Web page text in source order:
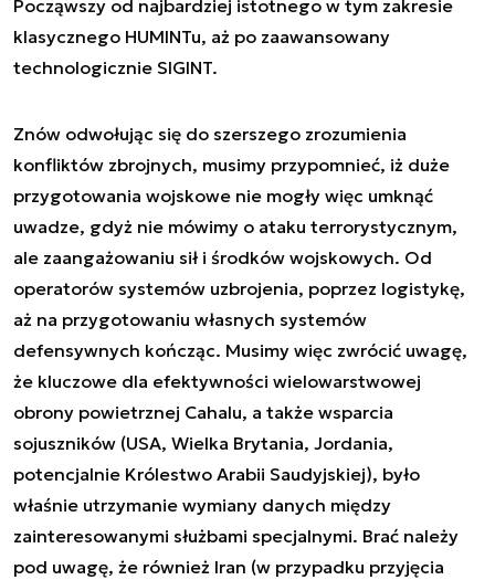
Począwszy od najbardziej istotnego w tym zakresie
klasycznego HUMINTu, aż po zaawansowany
technologicznie SIGINT.
Znów odwołując się do szerszego zrozumienia
konfliktów zbrojnych, musimy przypomnieć, iż duże
przygotowania wojskowe nie mogły więc umknąć
uwadze, gdyż nie mówimy o ataku terrorystycznym,
ale zaangażowaniu sił i środków wojskowych. Od
operatorów systemów uzbrojenia, poprzez logistykę,
aż na przygotowaniu własnych systemów
defensywnych kończąc. Musimy więc zwrócić uwagę,
że kluczowe dla efektywności wielowarstwowej
obrony powietrznej Cahalu, a także wsparcia
sojuszników (USA, Wielka Brytania, Jordania,
potencjalnie Królestwo Arabii Saudyjskiej), było
właśnie utrzymanie wymiany danych między
zainteresowanymi służbami specjalnymi. Brać należy
pod uwagę, że również Iran (w przypadku przyjęcia